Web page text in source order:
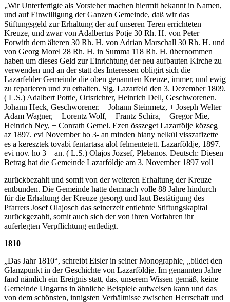
„Wir Unterfertigte als Vorsteher machen hiermit bekannt in Namen,
und auf Einwilligung der Ganzen Gemeinde, daß wir das
Stiftungsgeld zur Erhaltung der auf unseren Teren errichteten
Kreuze, und zwar von Adalbertus Potje 30 Rh. H. von Peter
Forwith dem älteren 30 Rh. H. von Adrian Marschall 30 Rh. H. und
von Georg Morel 28 Rh. H. in Summa 118 Rh. H. übernommen
haben um dieses Geld zur Einrichtung der neu aufbauten Kirche zu
verwenden und an der statt des Interessen obligirt sich die
Lazarfelder Gemeinde die oben genannten Kreuze, immer, und ewig
zu reparieren und zu erhalten. Sig. Lazarfeld den 3. Dezember 1809.
( L.S.) Adalbert Pottie, Ortsrichter, Heinrich Dell, Geschworenen.
Johann Heck, Geschworener. + Johann Steinmetz, + Joseph Welter
Adam Wagner, + Lorentz Wolf, + Frantz Schira, + Gregor Mie, +
Heinrich Ney, + Conrath Gemel. Ezen összeget Lazarfölje közseg
az 1897. evi November ho 3- an minden hiany nelkül visszafizette
es a keresztek tovabi fentartasa alol felmentetett. Lazarföldje, 1897.
evi nov. ho 3 – an. ( L.S.) Olajos Jozsef, Plebanos. Deutsch: Diesen
Betrag hat die Gemeinde Lazarföldje am 3. November 1897 voll
zurückbezahlt und somit von der weiteren Erhaltung der Kreuze
entbunden. Die Gemeinde hatte demnach volle 88 Jahre hindurch
für die Erhaltung der Kreuze gesorgt und laut Bestätigung des
Pfarrers Josef Olajosch das seinerzeit entlehnte Stiftungskapital
zurückgezahlt, somit auch sich der von ihren Vorfahren ihr
auferlegten Verpflichtung entledigt.
1810
„Das Jahr 1810“, schreibt Eisler in seiner Monographie, „bildet den
Glanzpunkt in der Geschichte von Lazarföldje. Im genannten Jahre
fand nämlich ein Ereignis statt, das, unserem Wissen gemäß, keine
Gemeinde Ungarns in ähnliche Beispiele aufweisen kann und das
von dem schönsten, innigsten Verhältnisse zwischen Herrschaft und